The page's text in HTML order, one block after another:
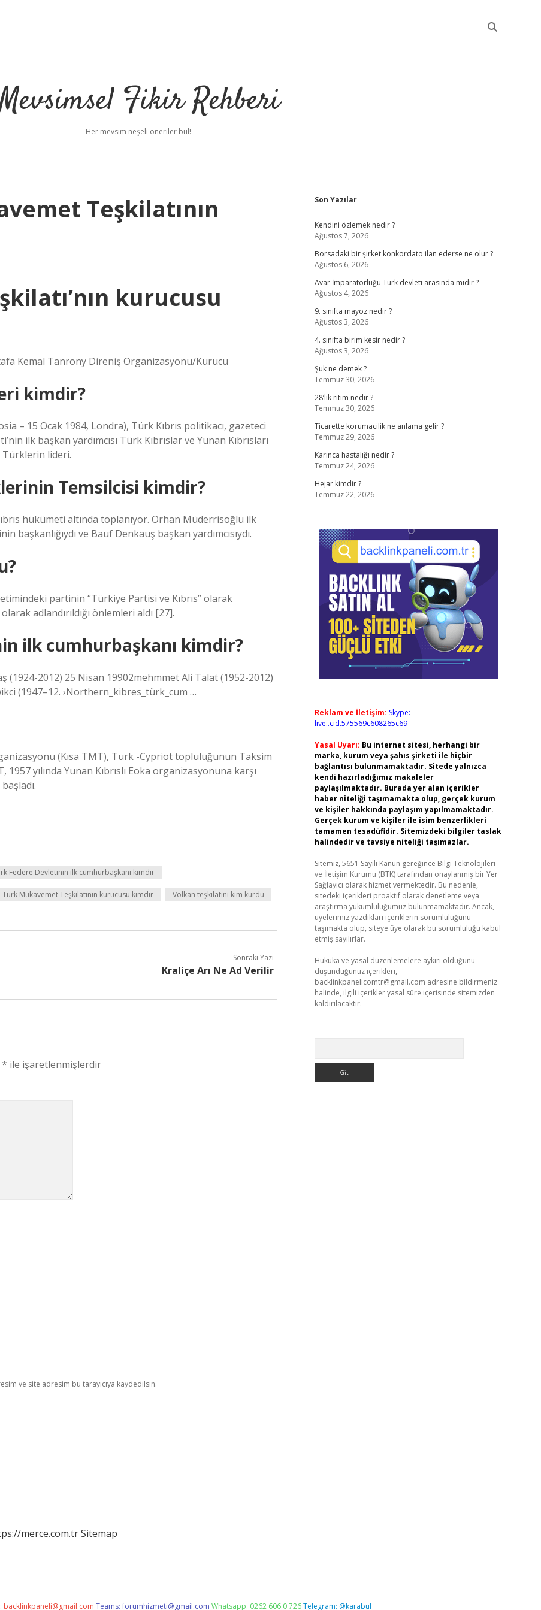
Fikir Rehberi
Her mevsim neşeli öneriler bul!
Teşkilatının
kurucusu
Kemal Tanrony Direniş Organizasyonu/Kurucu
kimdir?
– 15 Ocak 1984, Londra), Türk Kıbrıs politikacı, gazeteci
ilk başkan yardımcısı Türk Kıbrıslar ve Yunan Kıbrısları
Türklerin lideri.
Temsilcisi kimdir?
hükümeti altında toplanıyor. Orhan Müderrisoğlu ilk
ve Bauf Denkauş başkan yardımcısıydı.
partinin “Türkiye Partisi ve Kıbrıs” olarak
adlandırıldığı önlemleri aldı [27].
ilk cumhurbaşkanı kimdir?
(1924-2012) 25 Nisan 19902mehmmet Ali Talat (1952-2012)
(1947–12. ›Northern_kibres_türk_cum …
(Kısa TMT), Türk -Cypriot topluluğunun Taksim
yılında Yunan Kıbrıslı Eoka organizasyonuna karşı
Federe Devletinin ilk cumhurbaşkanı kimdir
Türk Mukavemet Teşkilatının kurucusu kimdir Volkan teşkilatını kim kurdu
Sonraki Yazı
Kraliçe Arı Ne Ad Verilir
* ile işaretlenmişlerdir
ve site adresim bu tarayıcıya kaydedilsin.
merce.com.trSitemap
Sidebar
Son Yazılar
Kendini özlemek nedir ?
Ağustos 7, 2026
Borsadaki bir şirket konkordato ilan ederse ne olur ?
Ağustos 6, 2026
Avar İmparatorluğu Türk devleti arasında mıdır ?
Ağustos 4, 2026
9. sınıfta mayoz nedir ?
Ağustos 3, 2026
4. sınıfta birim kesir nedir ?
Ağustos 3, 2026
Şuk ne demek ?
Temmuz 30, 2026
28’lik ritim nedir ?
Temmuz 30, 2026
Ticarette korumacilik ne anlama gelir ?
Temmuz 29, 2026
Karınca hastalığı nedir ?
Temmuz 24, 2026
Hejar kimdir ?
Temmuz 22, 2026
Reklam ve İletişim: Skype:
live:.cid.575569c608265c69
Yasal Uyarı: Bu internet sitesi, herhangi bir
marka, kurum veya şahıs şirketi ile hiçbir
bağlantısı bulunmamaktadır. Sitede yalnızca
kendi hazırladığımız makaleler
paylaşılmaktadır. Burada yer alan içerikler
haber niteliği taşımamakta olup, gerçek kurum
ve kişiler hakkında paylaşım yapılmamaktadır.
Gerçek kurum ve kişiler ile isim benzerlikleri
tamamen tesadüfidir. Sitemizdeki bilgiler taslak
halindedir ve tavsiye niteliği taşımazlar.
Sitemiz, 5651 Sayılı Kanun gereğince Bilgi Teknolojileri
ve İletişim Kurumu (BTK) tarafından onaylanmış bir Yer
Sağlayıcı olarak hizmet vermektedir. Bu nedenle,
sitedeki içerikleri proaktif olarak denetleme veya
araştırma yükümlülüğümüz bulunmamaktadır. Ancak,
üyelerimiz yazdıkları içeriklerin sorumluluğunu
taşımakta olup, siteye üye olarak bu sorumluluğu kabul
etmiş sayılırlar.
Hukuka ve yasal düzenlemelere aykırı olduğunu
düşündüğünüz içerikleri,
backlinkpanelicomtr@gmail.com adresine bildirmeniz
halinde, ilgili içerikler yasal süre içerisinde sitemizden
kaldırılacaktır.
backlinkpaneli@gmail.com Teams:forumhizmeti@gmail.com Whatsapp: 0262 606 0 726Telegram: @karabul